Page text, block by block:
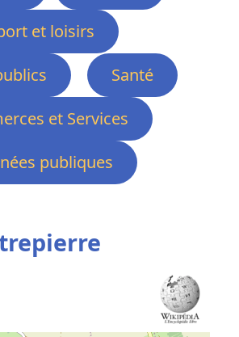
et loisirs
Santé
et Services
publiques